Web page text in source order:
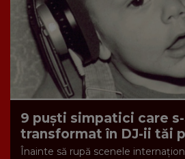
9 puști simpatici care
transformat în DJ-ii tăi
Înainte să rupă scenele